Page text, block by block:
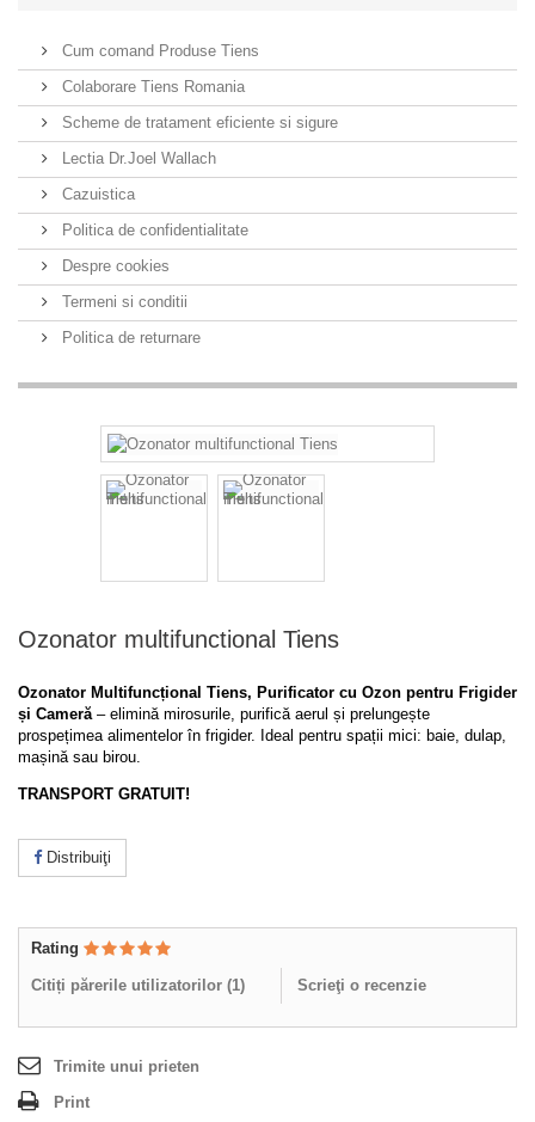
Cum comand Produse Tiens
Colaborare Tiens Romania
Scheme de tratament eficiente si sigure
Lectia Dr.Joel Wallach
Cazuistica
Politica de confidentialitate
Despre cookies
Termeni si conditii
Politica de returnare
Ozonator multifunctional Tiens
Ozonator Multifuncțional Tiens, Purificator cu Ozon pentru Frigider
și Cameră – elimină mirosurile, purifică aerul și prelungește
prospețimea alimentelor în frigider. Ideal pentru spații mici: baie, dulap,
mașină sau birou.
TRANSPORT GRATUIT!
Distribuiţi
Rating
Citiți părerile utilizatorilor (1) Scrieţi o recenzie
Trimite unui prieten
Print